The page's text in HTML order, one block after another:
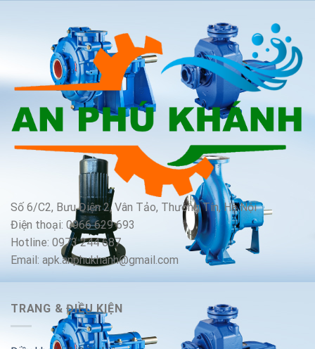
Số 6/C2, Bưu Điện 2, Vân Tảo, Thường Tín, Hà Nội
Điện thoại: 0966 629 693
Hotline: 0973 244 687
Email: apk.anphukhanh@gmail.com
TRANG & ĐIỀU KIỆN